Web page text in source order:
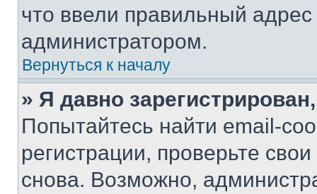
что ввели правильный адрес
администратором.
Вернуться к началу
» Я давно
Попытайтесь найти email-
регистрации, проверьте
снова. Возможно,